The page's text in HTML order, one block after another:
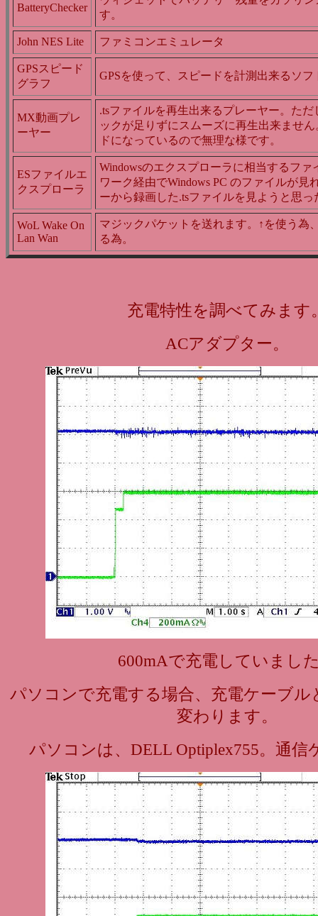
BatteryChecker
す。
John NES Lite ファミコンエミュレータ
GPSスピード
グラフ
GPSを使って、スピードを計測出来るソフ
MX動画プレ
ーヤー
.tsファイルを再生出来るプレーヤー。た
ックが足りずにスムーズに再生出来ませ
ドになっているので無理な様です。
ESファイルエ
クスプローラ
Windowsのエクスプローラに相当するフ
ワーク経由でWindows PC のファイルが見
ーから録画した.tsファイルを見ようと思
WoL Wake On
Lan Wan
マジックパケットを送れます。↑を使う為
る為。
充電特性を調べてみます
ACアダプター。
600mAで充電していまし
パソコンで充電する場合、充電ケーブル
変わります。
パソコンは、DELL Optiplex755。通信